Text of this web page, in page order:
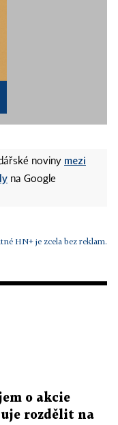
noviny mezi
na Google
HN+ je zcela bez reklam.
o akcie
rozdělit na